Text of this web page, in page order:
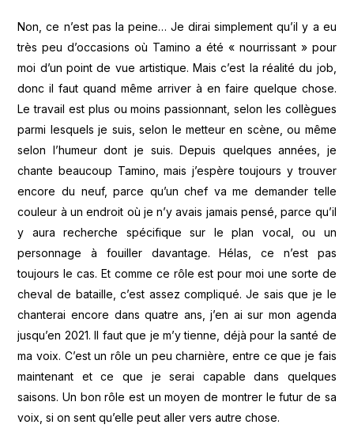
Non, ce n’est pas la peine… Je dirai simplement qu’il y a eu
très peu d’occasions où Tamino a été « nourrissant » pour
moi d’un point de vue artistique. Mais c’est la réalité du job,
donc il faut quand même arriver à en faire quelque chose.
Le travail est plus ou moins passionnant, selon les collègues
parmi lesquels je suis, selon le metteur en scène, ou même
selon l’humeur dont je suis. Depuis quelques années, je
chante beaucoup Tamino, mais j’espère toujours y trouver
encore du neuf, parce qu’un chef va me demander telle
couleur à un endroit où je n’y avais jamais pensé, parce qu’il
y aura recherche spécifique sur le plan vocal, ou un
personnage à fouiller davantage. Hélas, ce n’est pas
toujours le cas. Et comme ce rôle est pour moi une sorte de
cheval de bataille, c’est assez compliqué. Je sais que je le
chanterai encore dans quatre ans, j’en ai sur mon agenda
jusqu’en 2021. Il faut que je m’y tienne, déjà pour la santé de
ma voix. C’est un rôle un peu charnière, entre ce que je fais
maintenant et ce que je serai capable dans quelques
saisons. Un bon rôle est un moyen de montrer le futur de sa
voix, si on sent qu’elle peut aller vers autre chose.